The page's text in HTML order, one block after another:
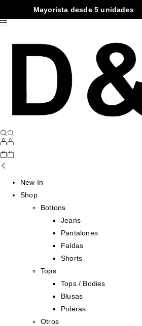
Mayorista desde 5 unidades
New In
Shop
Bottons
Jeans
Pantalones
Faldas
Shorts
Tops
Tops / Bodies
Blusas
Poleras
Otros